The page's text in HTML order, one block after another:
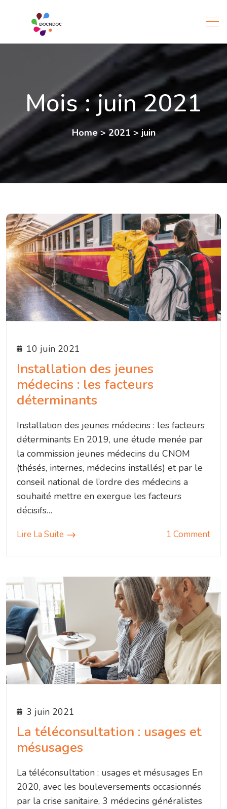
Mois :juin 2021
Home>2021> juin
10 juin 2021
Installation des jeunes
médecins : les facteurs
déterminants
Installation des jeunes médecins : les facteurs
déterminants En 2019, une étude menée par
la commission jeunes médecins du CNOM
(thésés, internes, médecins installés) et par le
conseil national de l’ordre des médecins a
souhaité mettre en exergue les facteurs
décisifs…
Lire La Suite 1 Comment
3 juin 2021
La téléconsultation : usages et
mésusages
La téléconsultation : usages et mésusages En
2020, avec les bouleversements occasionnés
par la crise sanitaire, 3 médecins généralistes